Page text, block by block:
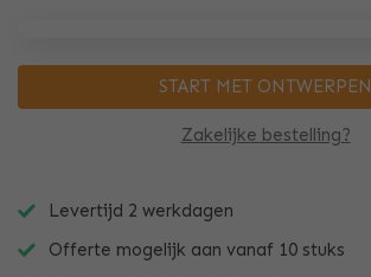
Zakelijke bestelling?
START MET ONTWERPEN
Levertijd 2 werkdagen
Offerte mogelijk aan vanaf 10 stuks